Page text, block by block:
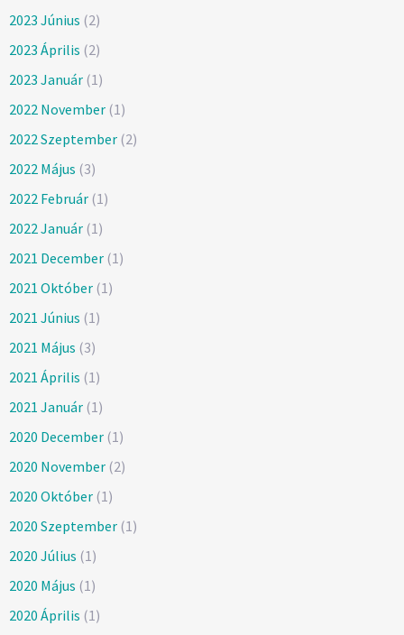
2023 Június (2)
2023 Április (2)
2023 Január (1)
2022 November (1)
2022 Szeptember (2)
2022 Május (3)
2022 Február (1)
2022 Január (1)
2021 December (1)
2021 Október (1)
2021 Június (1)
2021 Május (3)
2021 Április (1)
2021 Január (1)
2020 December (1)
2020 November (2)
2020 Október (1)
2020 Szeptember (1)
2020 Július (1)
2020 Május (1)
2020 Április (1)